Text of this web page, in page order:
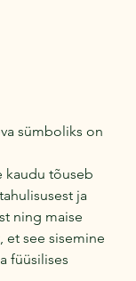
sümboliks on
kaudu tõuseb
ja
ning maise
et see sisemine
füüsilises